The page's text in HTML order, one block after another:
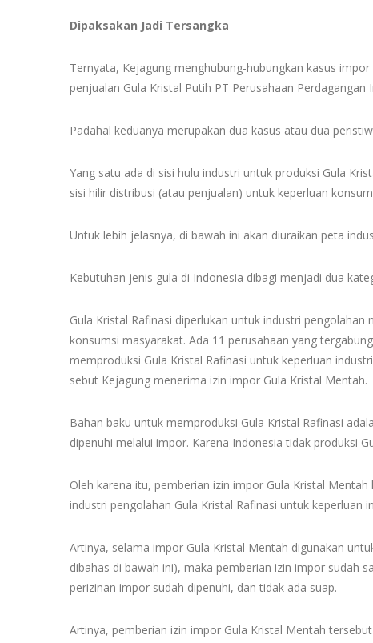
Dipaksakan Jadi Tersangka
Ternyata, Kejagung menghubung-hubungkan kasus
penjualan Gula Kristal Putih PT Perusahaan
Padahal keduanya merupakan dua kasus atau dua
Yang satu ada di sisi hulu industri untuk produksi Gula
sisi hilir distribusi (atau penjualan) untuk keperluan
Untuk lebih jelasnya, di bawah ini akan diuraikan peta
Kebutuhan jenis gula di Indonesia dibagi menjadi dua
Gula Kristal Rafinasi diperlukan untuk industri
konsumsi masyarakat. Ada 11 perusahaan yang
memproduksi Gula Kristal Rafinasi untuk keperluan
sebut Kejagung menerima izin impor Gula Kristal Mentah.
Bahan baku untuk memproduksi Gula Kristal Rafinasi
dipenuhi melalui impor. Karena Indonesia tidak produksi
Oleh karena itu, pemberian izin impor Gula Kristal
industri pengolahan Gula Kristal Rafinasi untuk keperluan
Artinya, selama impor Gula Kristal Mentah digunakan
dibahas di bawah ini), maka pemberian izin impor sudah
perizinan impor sudah dipenuhi, dan tidak ada suap.
Artinya, pemberian izin impor Gula Kristal Mentah